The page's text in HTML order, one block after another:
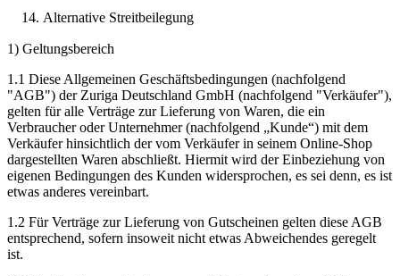
Alternative Streitbeilegung
1) Geltungsbereich
1.1 Diese Allgemeinen Geschäftsbedingungen (nachfolgend
"AGB") der Zuriga Deutschland GmbH (nachfolgend "Verkäufer"),
gelten für alle Verträge zur Lieferung von Waren, die ein
Verbraucher oder Unternehmer (nachfolgend „Kunde“) mit dem
Verkäufer hinsichtlich der vom Verkäufer in seinem Online-Shop
dargestellten Waren abschließt. Hiermit wird der Einbeziehung von
eigenen Bedingungen des Kunden widersprochen, es sei denn, es ist
etwas anderes vereinbart.
1.2 Für Verträge zur Lieferung von Gutscheinen gelten diese AGB
entsprechend, sofern insoweit nicht etwas Abweichendes geregelt
ist.